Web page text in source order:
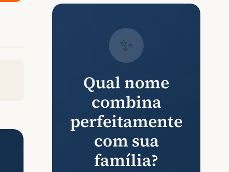
✨
Qual nome
combina
perfeitamente
com sua
família?